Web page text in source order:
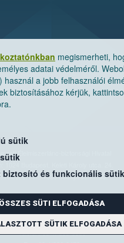
megismerheti,
adatai védelméről.
használ a jobb felhasználói
biztosításához kérjük,
sütik
biztosító és funkcionális sütik
ÖSSZES SÜTI ELFOGADÁSA
SÜTIK ELFOGADÁSA
Élelmiszerlánc-biztonsági Hivatal
cím: 1525 Budapest. Pf. 30.
E-mail:ugyfelszolgalat@nebih.gov.hu
Zöld szám: 06-80/263-244
Telefon: 06-1/ 336-9000